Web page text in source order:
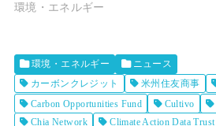
環境・エネルギー
環境・エネルギー
ニュース
カーボンクレジット
米州住友商事
Carbon Opportunities Fund
Cultivo
Chia Network
Climate Action Data Trust